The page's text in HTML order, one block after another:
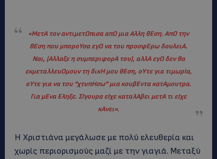
«ΜετΑ τον αντιμετΩπισα απΟ μια Αλλη θΕση. ΑπΟ την
θΕση που μποροΥσα εγΩ να του προσφΕρω δουλειΑ.
Ναι, (Αλλαξε η συμπεριφορΑ του), αλλΑ εγΩ δεν θα
εκμεταλλευΟμουν τη δικΗ μου θΕση, οΥτε για τιμωρΙα,
οΥτε για να του “χτυπΗσω” μια κουβΕντα κατΑμουτρα.
Για μΕνα Εληξε. ΣΙγουρα εΙχε καταλΑβει μετΑ τι εIχε
κΑνει».
Η Χριστιάνα μεγάλωσε με πολύ ελευθερία και
χωρίς περιορισμούς μαζί με την γιαγιά. Μεταξύ